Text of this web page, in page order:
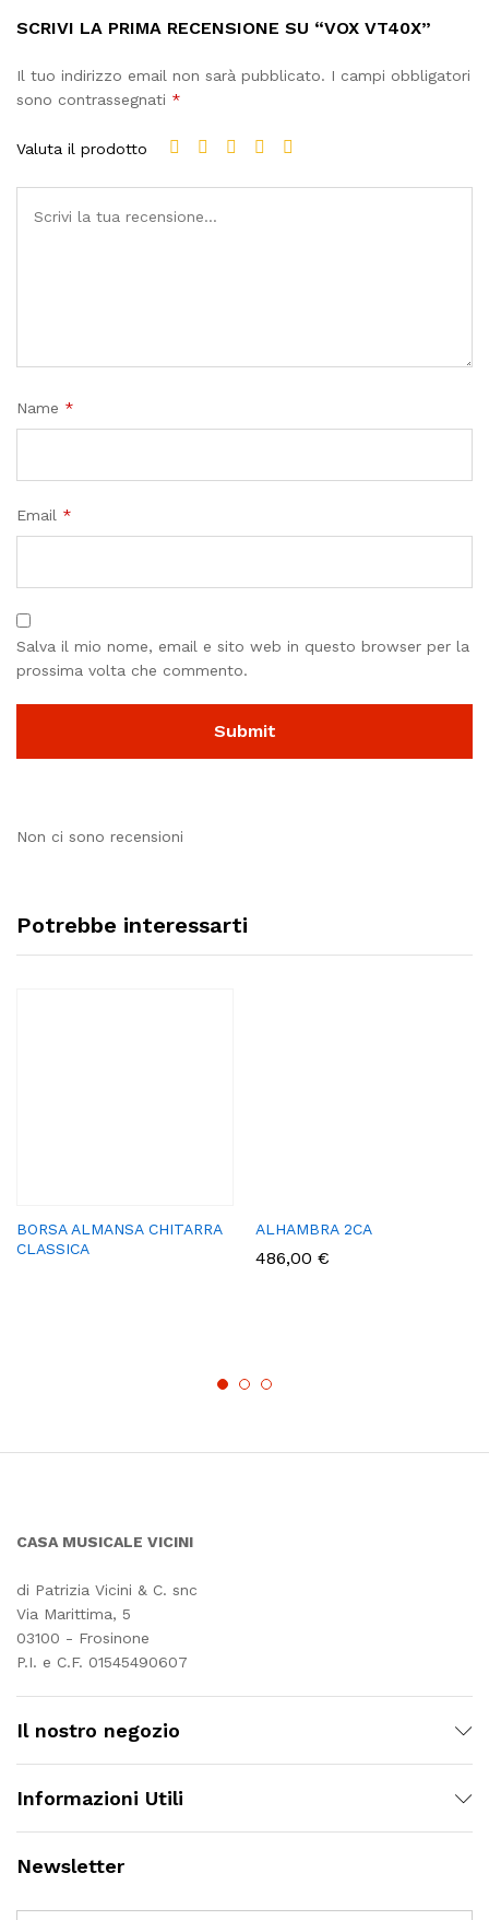
SCRIVI LA PRIMA RECENSIONE SU “VOX VT40X”
Il tuo indirizzo email non sarà pubblicato. I campi obbligatori
sono contrassegnati *
Valuta il prodotto
Name *
Email *
Salva il mio nome, email e sito web in questo browser per la
prossima volta che commento.
Non ci sono recensioni
Potrebbe interessarti
BORSA ALMANSA CHITARRA
CLASSICA
ALHAMBRA 2CA
486,00 €
CASA MUSICALE VICINI
di Patrizia Vicini & C. snc
Via Marittima, 5
03100 - Frosinone
P.I. e C.F. 01545490607
Il nostro negozio
Informazioni Utili
Newsletter